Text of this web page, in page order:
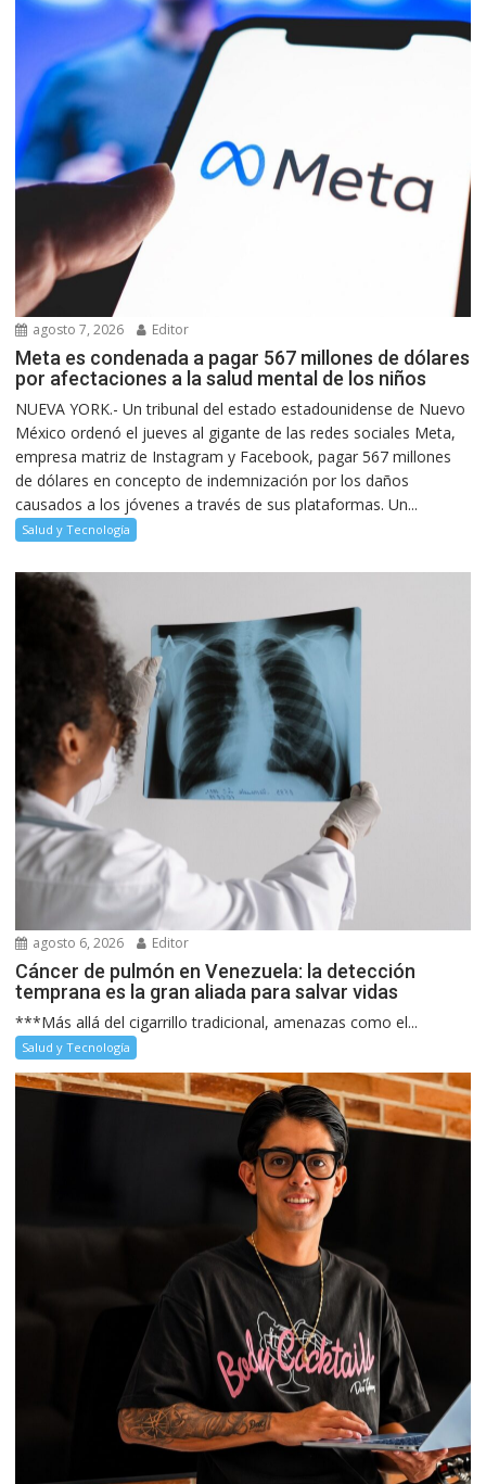
agosto 7, 2026 Editor
Meta es condenada a pagar 567 millones de dólares
por afectaciones a la salud mental de los niños
NUEVA YORK.- Un tribunal del estado estadounidense de Nuevo
México ordenó el jueves al gigante de las redes sociales Meta,
empresa matriz de Instagram y Facebook, pagar 567 millones
de dólares en concepto de indemnización por los daños
causados a los jóvenes a través de sus plataformas. Un...
Salud y Tecnología
agosto 6, 2026 Editor
Cáncer de pulmón en Venezuela: la detección
temprana es la gran aliada para salvar vidas
***Más allá del cigarrillo tradicional, amenazas como el...
Salud y Tecnología